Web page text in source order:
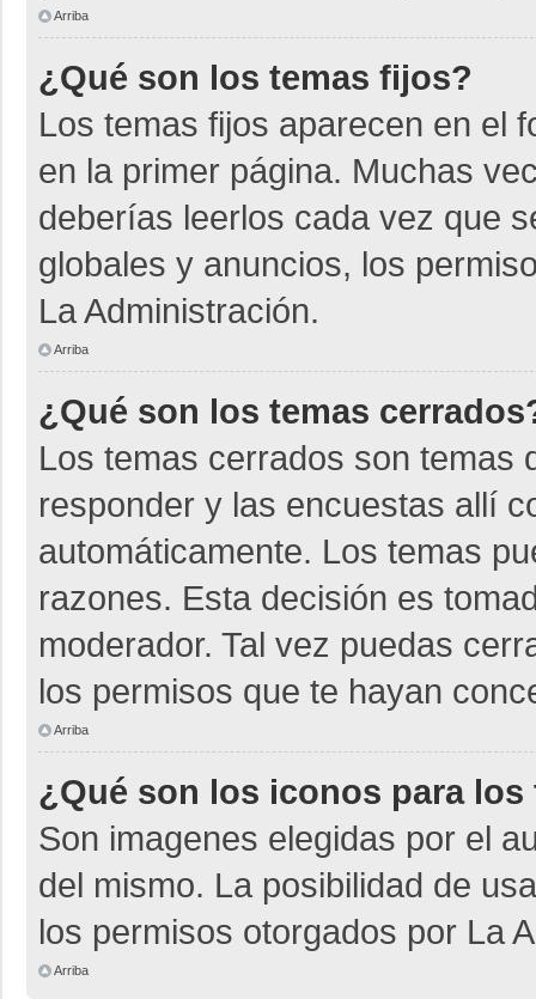
Arriba
¿Qué son los temas fijos?
Los temas fijos aparecen en el
en la primer página. Muchas
deberías leerlos cada vez que
globales y anuncios, los
La Administración.
Arriba
¿Qué son los temas
Los temas cerrados son temas
responder y las encuestas allí
automáticamente. Los temas
razones. Esta decisión es
moderador. Tal vez puedas
los permisos que te hayan
Arriba
¿Qué son los iconos para los
Son imagenes elegidas por el
del mismo. La posibilidad de
los permisos otorgados por La
Arriba